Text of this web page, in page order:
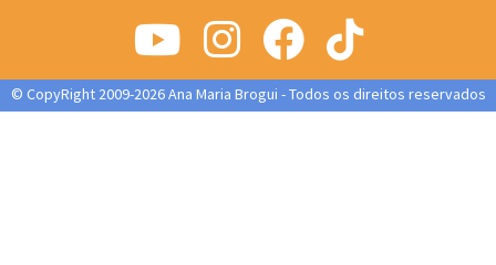
© CopyRight 2009-2026 Ana Maria Brogui - Todos os direitos reservados